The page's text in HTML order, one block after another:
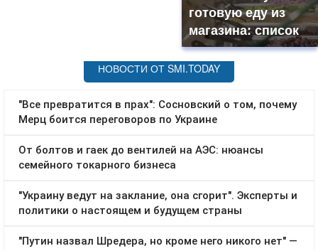
готовую еду из
магазина: список